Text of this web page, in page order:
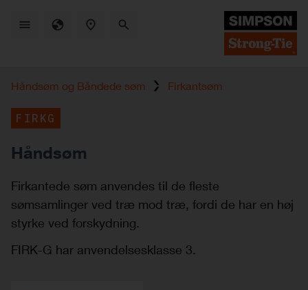
Håndsøm og Båndede søm Firkantsøm
FIRKG
Håndsøm
Firkantede søm anvendes til de fleste
sømsamlinger ved træ mod træ, fordi de har en høj
styrke ved forskydning.
FIRK-G har anvendelsesklasse 3.